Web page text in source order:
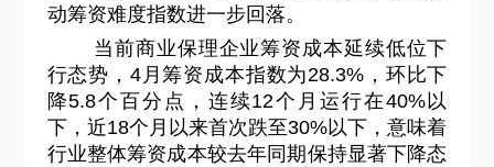
动筹资难度指数进一步回落。
当前商业保理企业筹资成本延续低位下
行态势，4月筹资成本指数为28.3%，环比下
降5.8个百分点，连续12个月运行在40%以
下，近18个月以来首次跌至30%以下，意味着
行业整体筹资成本较去年同期保持显著下降态